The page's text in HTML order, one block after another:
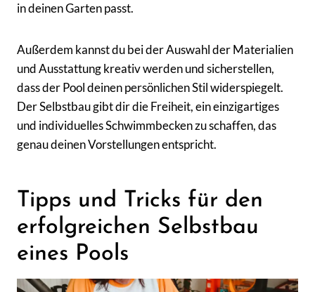
in deinen Garten passt.
Außerdem kannst du bei der Auswahl der Materialien
und Ausstattung kreativ werden und sicherstellen,
dass der Pool deinen persönlichen Stil widerspiegelt.
Der Selbstbau gibt dir die Freiheit, ein einzigartiges
und individuelles Schwimmbecken zu schaffen, das
genau deinen Vorstellungen entspricht.
Tipps und Tricks für den
erfolgreichen Selbstbau
eines Pools